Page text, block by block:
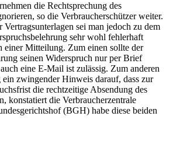
die Rechtsprechung des
so die Verbraucherschützer weiter.
sei man jedoch zu dem
sehr wohl fehlerhaft
einer Mitteilung. Zum einen sollte der
seinen Widerspruch nur per Brief
eine E-Mail ist zulässig. Zum anderen
zwingender Hinweis darauf, dass zur
die rechtzeitige Absendung des
konstatiert die Verbraucherzentrale
(BGH) habe diese beiden